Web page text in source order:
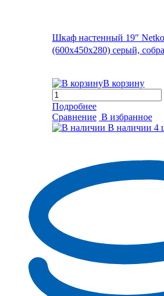
Шкаф настенный 19″
(600x450x280) серый,
В корзину
Подробнее
Сравнение В избранное
В наличии 4